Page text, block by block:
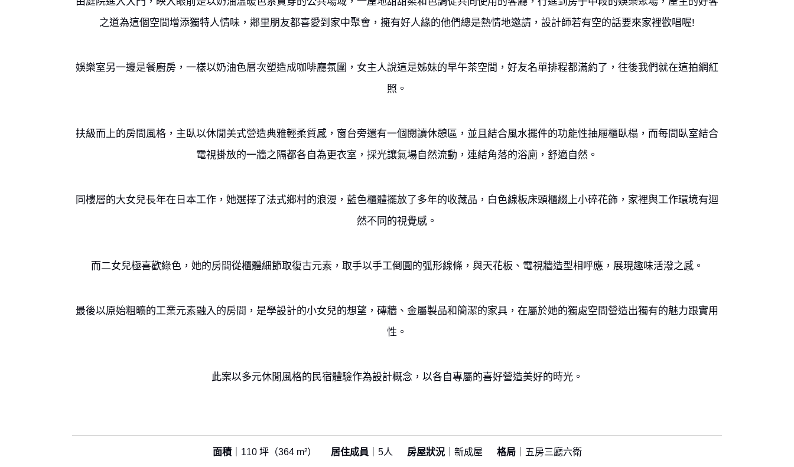
之道為這個空間增添獨特人情味，鄰里朋友都喜愛到家中聚會，擁有好人緣的他們總是熱情地邀請，設計師若有空的話要來家裡歡唱喔!
娛樂室另一邊是餐廚房，一樣以奶油色層次塑造成咖啡廳氛圍，女主人說這是姊妹的早午茶空間，好友名單排程都滿約了，往後我們就在這拍網紅
照。
扶級而上的房間風格，主臥以休閒美式營造典雅輕柔質感，窗台旁還有一個閱讀休憩區，並且結合風水擺件的功能性抽屜櫃臥榻，而每間臥室結合
電視掛放的一牆之隔都各自為更衣室，採光讓氣場自然流動，連結角落的浴廁，舒適自然。
同樓層的大女兒長年在日本工作，她選擇了法式鄉村的浪漫，藍色櫃體擺放了多年的收藏品，白色線板床頭櫃綴上小碎花飾，家裡與工作環境有迴
然不同的視覺感。
而二女兒極喜歡綠色，她的房間從櫃體細節取復古元素，取手以手工倒圓的弧形線條，與天花板、電視牆造型相呼應，展現趣味活潑之感。
最後以原始粗曠的工業元素融入的房間，是學設計的小女兒的想望，磚牆、金屬製品和簡潔的家具，在屬於她的獨處空間營造出獨有的魅力跟實用
性。
此案以多元休閒風格的民宿體驗作為設計概念，以各自專屬的喜好營造美好的時光。
面積｜110 坪（364 m²） 居住成員 ｜5人 房屋狀況｜新成屋 格局｜五房三廳六衛